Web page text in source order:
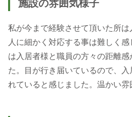
施設の雰囲気様子
私が今まで経験させて頂いた所
人に細かく対応する事は難しく
は入居者様と職員の方々の距離
た。目が行き届いているので、
れていると感じました。温かい雰